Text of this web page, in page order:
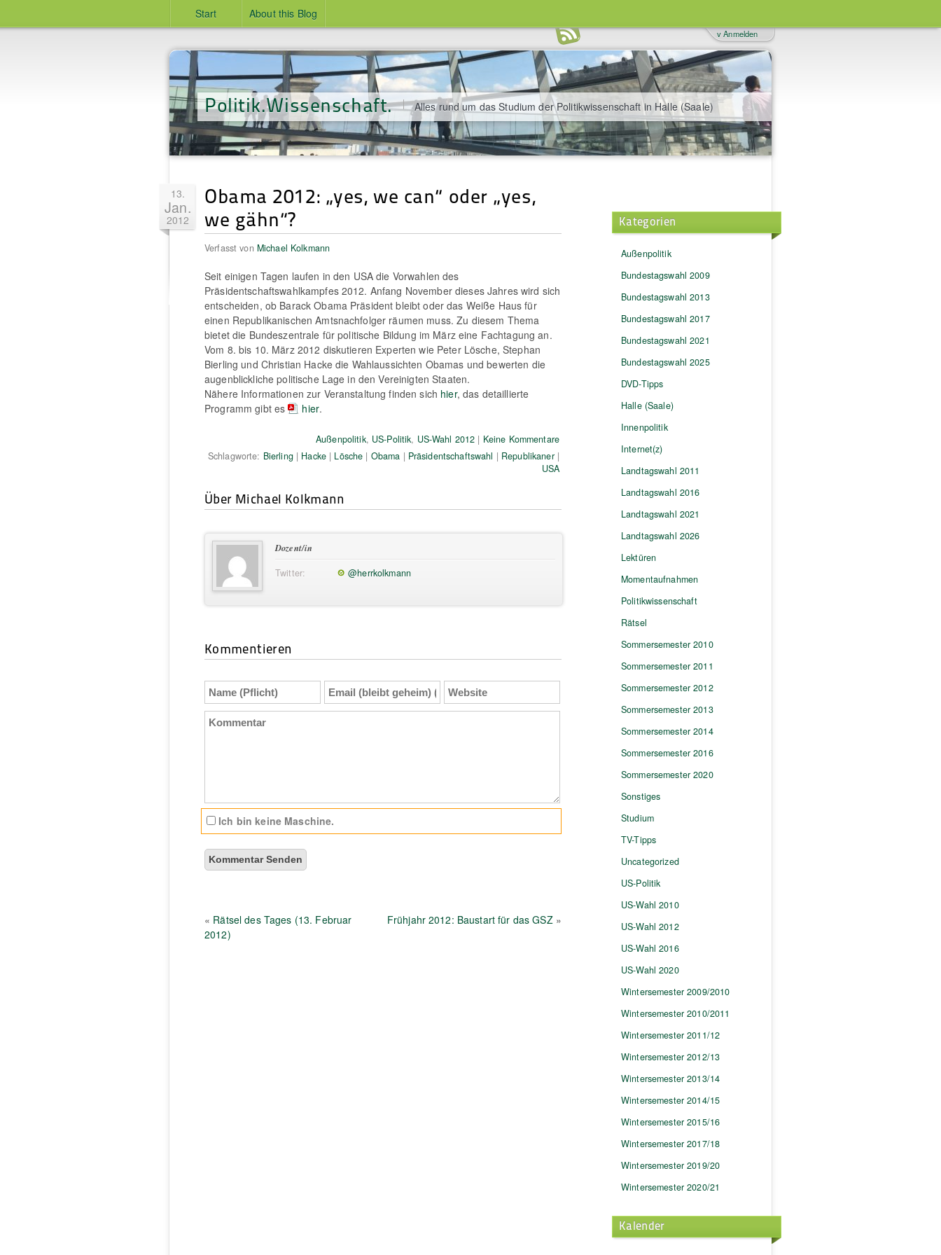
Start About this Blog
Politik.Wissenschaft. Alles rund um das Studium der Politikwissenschaft in Halle (Saale)
v Anmelden
13.
Jan.
2012
Obama 2012: „yes, we can“ oder „yes,
we gähn“?
Verfasst von Michael Kolkmann
Seit einigen Tagen laufen in den USA die Vorwahlen des
Präsidentschaftswahlkampfes 2012. Anfang November dieses Jahres wird sich
entscheiden, ob Barack Obama Präsident bleibt oder das Weiße Haus für
einen Republikanischen Amtsnachfolger räumen muss. Zu diesem Thema
bietet die Bundeszentrale für politische Bildung im März eine Fachtagung an.
Vom 8. bis 10. März 2012 diskutieren Experten wie Peter Lösche, Stephan
Bierling und Christian Hacke die Wahlaussichten Obamas und bewerten die
augenblickliche politische Lage in den Vereinigten Staaten.
Nähere Informationen zur Veranstaltung finden sich hier, das detaillierte
Programm gibt es
hier.
Außenpolitik, US-Politik, US-Wahl 2012 | Keine Kommentare
Schlagworte: Bierling| Hacke| Lösche | Obama | Präsidentschaftswahl | Republikaner|
USA
Über Michael Kolkmann
Dozent/in
Twitter:
@herrkolkmann
Kommentieren
Name
(Pflicht)
Email
(bleibt
geheim)
Website
Kommentar
Ich bin keine Maschine.
Frühjahr 2012: Baustart für das GSZ»
« Rätsel des Tages (13. Februar
2012)
Kategorien
Außenpolitik
Bundestagswahl 2009
Bundestagswahl 2013
Bundestagswahl 2017
Bundestagswahl 2021
Bundestagswahl 2025
DVD-Tipps
Halle (Saale)
Innenpolitik
Internet(z)
Landtagswahl 2011
Landtagswahl 2016
Landtagswahl 2021
Landtagswahl 2026
Lektüren
Momentaufnahmen
Politikwissenschaft
Rätsel
Sommersemester 2010
Sommersemester 2011
Sommersemester 2012
Sommersemester 2013
Sommersemester 2014
Sommersemester 2016
Sommersemester 2020
Sonstiges
Studium
TV-Tipps
Uncategorized
US-Politik
US-Wahl 2010
US-Wahl 2012
US-Wahl 2016
US-Wahl 2020
Wintersemester 2009/2010
Wintersemester 2010/2011
Wintersemester 2011/12
Wintersemester 2012/13
Wintersemester 2013/14
Wintersemester 2014/15
Wintersemester 2015/16
Wintersemester 2017/18
Wintersemester 2019/20
Wintersemester 2020/21
Kalender